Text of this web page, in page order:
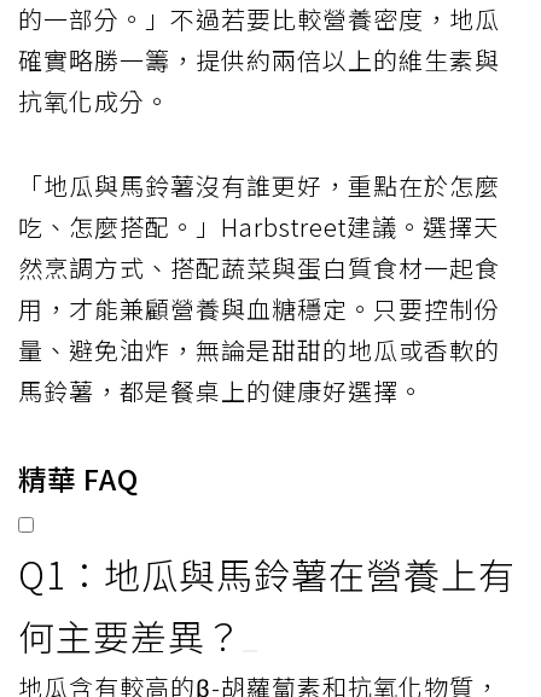
的一部分。」不過若要比較營養密度，地瓜
確實略勝一籌，提供約兩倍以上的維生素與
抗氧化成分。
「地瓜與馬鈴薯沒有誰更好，重點在於怎麼
吃、怎麼搭配。」Harbstreet建議。選擇天
然烹調方式、搭配蔬菜與蛋白質食材一起食
用，才能兼顧營養與血糖穩定。只要控制份
量、避免油炸，無論是甜甜的地瓜或香軟的
馬鈴薯，都是餐桌上的健康好選擇。
精華 FAQ
Q1：地瓜與馬鈴薯在營養上有
何主要差異？
地瓜含有較高的β-胡蘿蔔素和抗氧化物質，